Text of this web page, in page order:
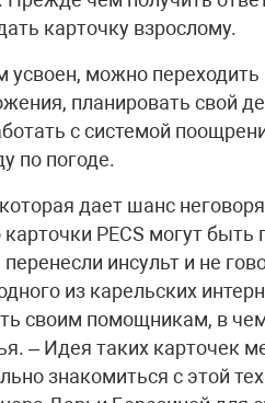
карточку взрослому.
усвоен, можно
планировать свой
с системой
по погоде.
дает шанс
PECS могут быть
инсульт и не
из карельских
своим помощникам, в
– Идея таких карточек
знакомиться с этой